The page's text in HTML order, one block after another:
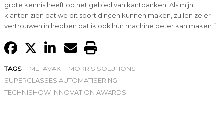
grote kennis heeft op het gebied van kantbanken. Als mijn
klanten zien dat we dit soort dingen kunnen maken, zullen ze er
vertrouwen in hebben dat ik ook hun machine beter kan maken.”
TAGS METAVAK
MORRIS SOLUTIONS
SUPERGLASSES AUTOMATISERING
TECHNISHOW INNOVATION AWARDS